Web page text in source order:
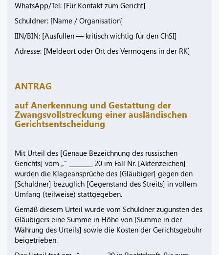
WhatsApp/Tel: [Für Kontakt zum Gericht]
Schuldner: [Name / Organisation]
IIN/BIN: [Ausfüllen — kritisch wichtig für den ChSI]
Adresse: [Meldeort oder Ort des Vermögens in der RK]
ANTRAG
auf Anerkennung und Gestattung der
Zwangsvollstreckung einer ausländischen
Gerichtsentscheidung
Mit Urteil des [Genaue Bezeichnung des russischen
Gerichts] vom „“ ________ 20 im Fall Nr. [Aktenzeichen]
wurden die Klageansprüche des [Gläubiger] gegen den
[Schuldner] bezüglich [Gegenstand des Streits] in vollem
Umfang (teilweise) stattgegeben.
Gemäß diesem Urteil wurde vom Schuldner zugunsten des
Gläubigers eine Summe in Höhe von [Summe in der
Währung des Urteils] sowie die Kosten der Gerichtsgebühr
beigetrieben.